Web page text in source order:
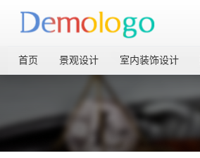
首页 景观设计 室内装饰设计